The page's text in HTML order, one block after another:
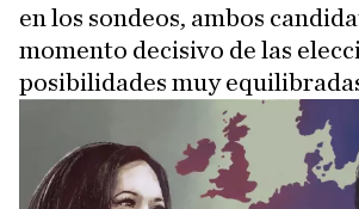
en los sondeos, ambos
momento decisivo de las
posibilidades muy